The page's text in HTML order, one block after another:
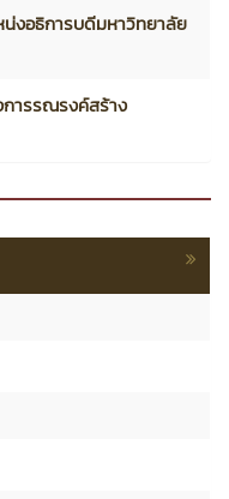
งอธิการบดีมหาวิทยาลัย
การรณรงค์สร้าง